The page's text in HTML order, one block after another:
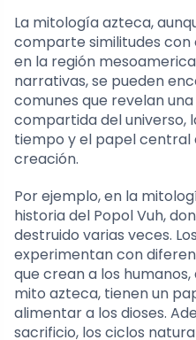
La mitología azteca,
comparte similitudes
en la región
narrativas, se pueden
comunes que revelan
compartida del universo,
tiempo y el papel central
creación.
Por ejemplo, en la
historia del Popol Vuh,
destruido varias veces.
experimentan con
que crean a los humanos,
mito azteca, tienen un
alimentar a los dioses.
sacrificio, los ciclos